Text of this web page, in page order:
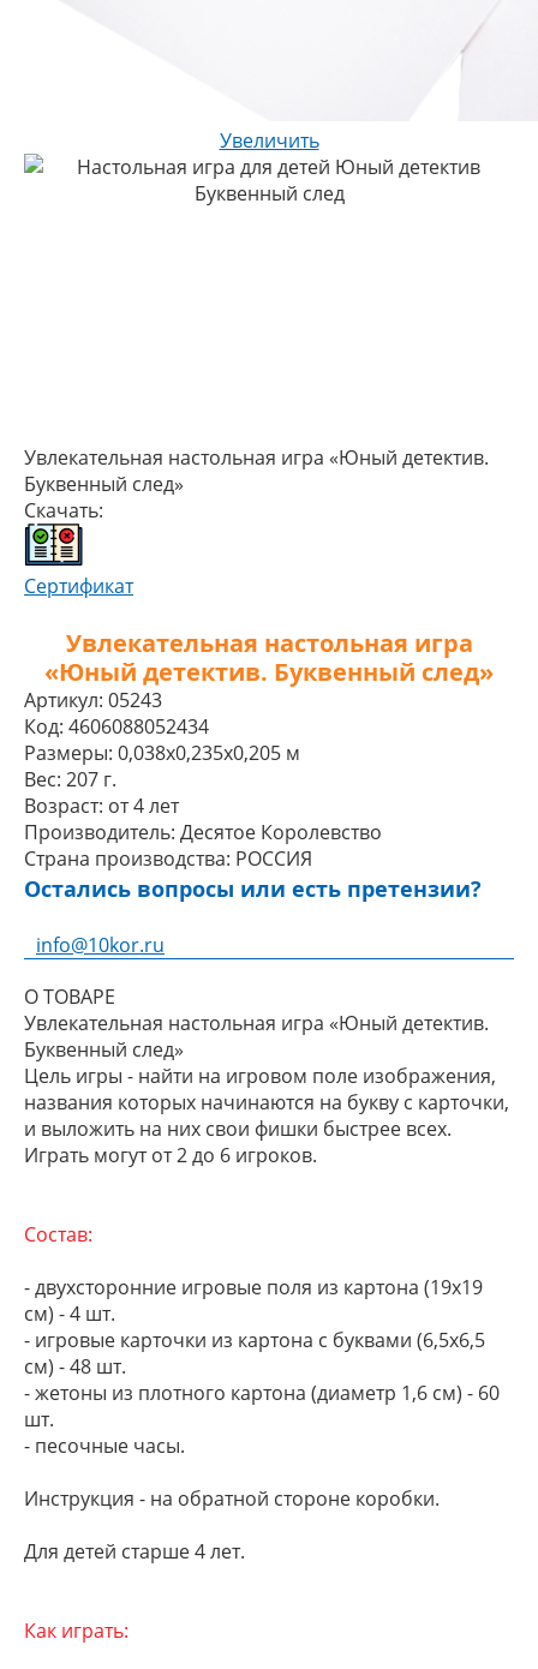
Увеличить
Увлекательная настольная игра «Юный детектив.
Буквенный след»
Скачать:
Сертификат
Увлекательная настольная игра
«Юный детектив. Буквенный след»
Артикул: 05243
Код: 4606088052434
Размеры: 0,038x0,235x0,205 м
Вес: 207 г.
Возраст: от 4 лет
Производитель: Десятое Королевство
Страна производства: РОССИЯ
Остались вопросы или есть претензии?
info@10kor.ru
О ТОВАРЕ
Увлекательная настольная игра «Юный детектив.
Буквенный след»
Цель игры - найти на игровом поле изображения,
названия которых начинаются на букву с карточки,
и выложить на них свои фишки быстрее всех.
Играть могут от 2 до 6 игроков.
Состав:
- двухсторонние игровые поля из картона (19х19
см) - 4 шт.
- игровые карточки из картона с буквами (6,5х6,5
см) - 48 шт.
- жетоны из плотного картона (диаметр 1,6 см) - 60
шт.
- песочные часы.
Инструкция - на обратной стороне коробки.
Для детей старше 4 лет.
Как играть: